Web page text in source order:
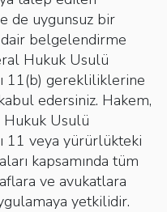
de uygunsuz bir
belgelendirme
Hukuk Usulü
11(b) gerekliliklerine
edersiniz. Hakem,
Hukuk Usulü
11 veya yürürlükteki
kapsamında tüm
ve avukatlara
yetkilidir.